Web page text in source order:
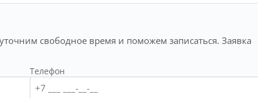
свободное время и поможем записаться. Заявка
Телефон